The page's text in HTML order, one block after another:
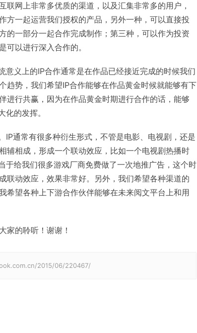
联网上非常多优质的渠道，以及汇集非常多的用户，
方一起运营我们授权的产品，另外一种，可以直接投
的一部分一起合作完成制作；第三种，可以作为投资
可以进行深入合作的。
意义上的IP合作通常是在作品已经接近完成的时候我们
趋势，我们希望IP合作能够在作品黄金时候就能够有下
进行共赢，因为在作品黄金时期进行合作的话，能够
的发挥。
IP通常有很多种衍生形式，不管是电影、电视剧，还是
辅相成，形成一个联动效应，比如一个电视剧热播时
于给我们很多游戏厂商免费做了一次地推广告，这个时
联动效应，效果非常好。另外，我们希望各种渠道的
希望各种上下游合作伙伴能够在未来阅文平台上和用
家的聆听！谢谢！
2015/06/220467/